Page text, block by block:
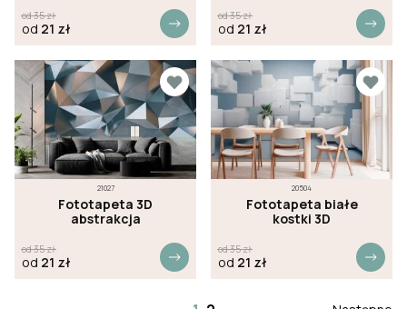
od35zł
od 21 zł
od35zł
od 21 zł
21027
Fototapeta 3D
abstrakcja
od35zł
od 21 zł
20504
Fototapeta białe
kostki 3D
od35zł
od 21 zł